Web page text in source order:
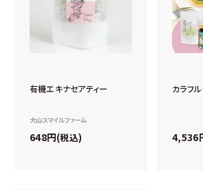
有機エキナセアティー
大山スマイルファーム
648 税込
カラフ
4,536